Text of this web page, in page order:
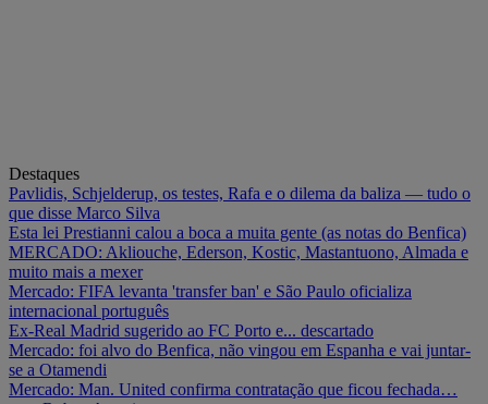
Destaques
Pavlidis, Schjelderup, os testes, Rafa e o dilema da baliza — tudo o
que disse Marco Silva
Esta lei Prestianni calou a boca a muita gente (as notas do Benfica)
MERCADO: Akliouche, Ederson, Kostic, Mastantuono, Almada e
muito mais a mexer
Mercado: FIFA levanta 'transfer ban' e São Paulo oficializa
internacional português
Ex-Real Madrid sugerido ao FC Porto e... descartado
Mercado: foi alvo do Benfica, não vingou em Espanha e vai juntar-
se a Otamendi
Mercado: Man. United confirma contratação que ficou fechada…